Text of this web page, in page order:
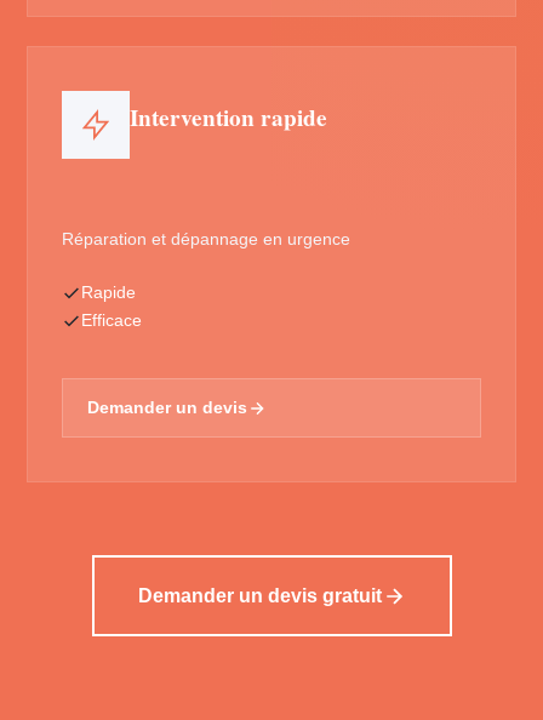
Intervention rapide
Réparation et dépannage en urgence
Rapide
Efficace
Demander un devis
Demander un devis gratuit